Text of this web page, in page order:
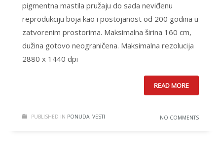
pigmentna mastila pružaju do sada neviđenu
reprodukciju boja kao i postojanost od 200 godina u
zatvorenim prostorima. Maksimalna širina 160 cm,
dužina gotovo neograničena. Maksimalna rezolucija
2880 x 1440 dpi
READ MORE
PUBLISHED IN PONUDA, VESTI NO COMMENTS